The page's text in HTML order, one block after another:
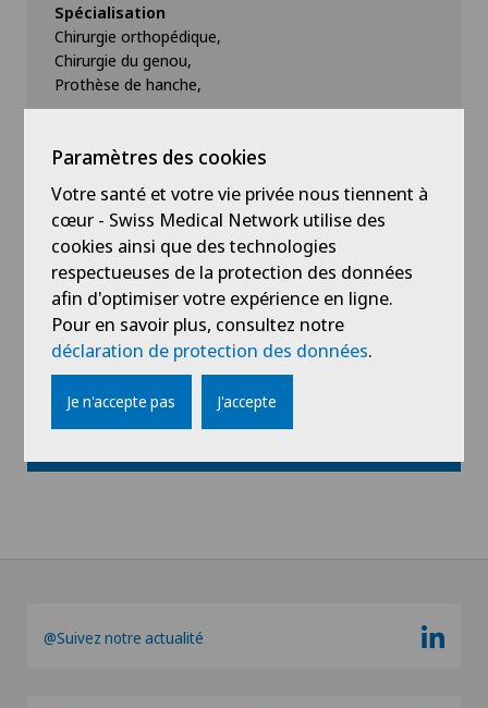
Spécialisation
Chirurgie orthopédique,
Chirurgie du genou,
Prothèse de hanche,
Voir plus
Voir profil
@Suivez notre actualité
Paramètres des cookies
Votre santé et votre vie privée nous tiennent à
cœur - Swiss Medical Network utilise des
cookies ainsi que des technologies
respectueuses de la protection des données
afin d'optimiser votre expérience en ligne.
Pour en savoir plus, consultez notre
déclaration de protection des données.
Je n'accepte pas J'accepte